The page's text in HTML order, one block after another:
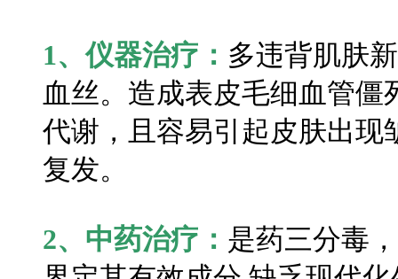
1、仪器治疗： 多违背肌肤
血丝。造成表皮毛细血管
代谢，且容易引起皮肤出现
复发。
2、中药治疗： 是药三分毒